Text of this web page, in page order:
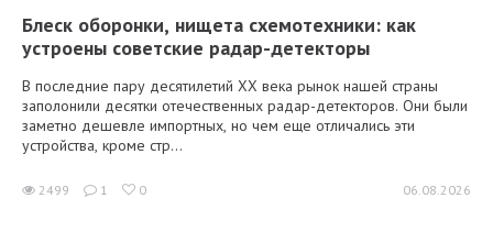
Блеск оборонки, нищета схемотехники: как
устроены советские радар-детекторы
В последние пару десятилетий XX века рынок нашей страны
заполонили десятки отечественных радар-детекторов. Они были
заметно дешевле импортных, но чем еще отличались эти
устройства, кроме стр...
2499 1 0 06.08.2026